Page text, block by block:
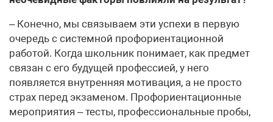
– Конечно, мы связываем эти успехи в первую
очередь с системной профориентационной
работой. Когда школьник понимает, как предмет
связан с его будущей профессией, у него
появляется внутренняя мотивация, а не просто
страх перед экзаменом. Профориентационные
мероприятия – тесты, профессиональные пробы,